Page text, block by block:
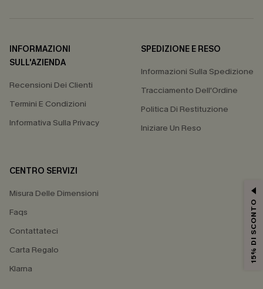
INFORMAZIONI
SULL'AZIENDA
Recensioni Dei Clienti
Termini E Condizioni
Informativa Sulla Privacy
SPEDIZIONE E RESO
Informazioni Sulla Spedizione
Tracciamento Dell'Ordine
Politica Di Restituzione
Iniziare Un Reso
CENTRO SERVIZI
Misura Delle Dimensioni
Faqs
Contattateci
Carta Regalo
Klarna
15% DI SCONTO